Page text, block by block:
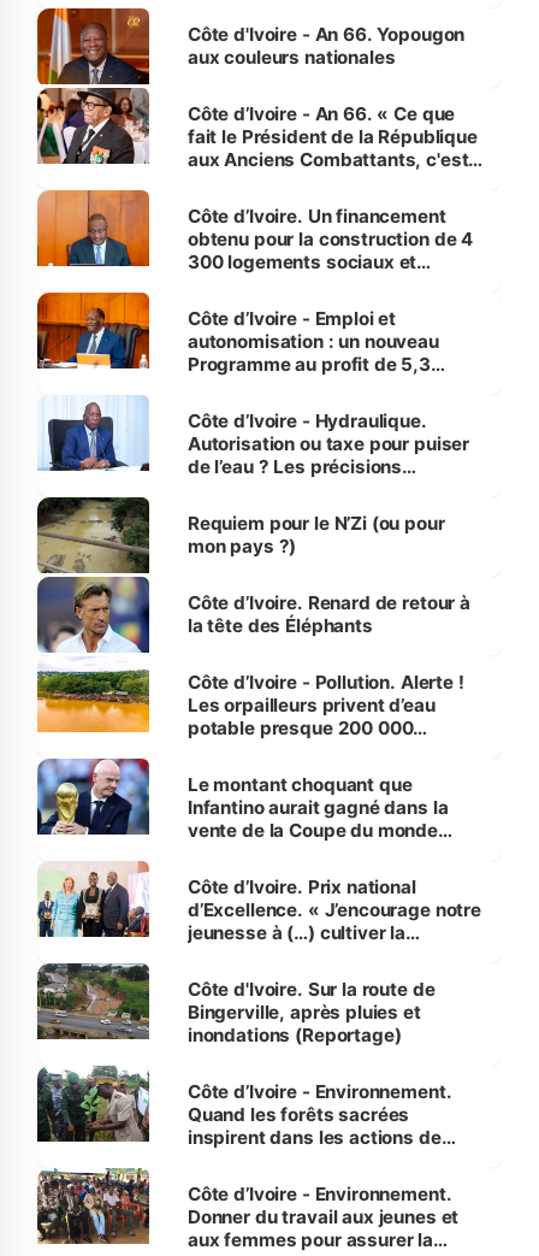
l'Etat de droit pour préserver les
vies humaines »
Côte d'Ivoire - An 66. Yopougon
aux couleurs nationales
Côte d’Ivoire - An 66. « Ce que
fait le Président de la République
aux Anciens Combattants, c'est
Côte d’Ivoire. Un financement
obtenu pour la construction de 4
300 logements sociaux et
et Yamoussoukro
Côte d’Ivoire - Emploi et
autonomisation : un nouveau
Programme au profit de 5,3
Côte d’Ivoire - Hydraulique.
Autorisation ou taxe pour puiser
de l’eau ? Les précisions
Requiem pour le N’Zi (ou pour
mon pays ?)
Côte d’Ivoire. Renard de retour à
la tête des Éléphants
Côte d’Ivoire - Pollution. Alerte !
Les orpailleurs privent d’eau
potable presque 200 000
Le montant choquant que
Infantino aurait gagné dans la
vente de la Coupe du monde
Côte d’Ivoire. Prix national
d’Excellence. « J’encourage notre
jeunesse à (…) cultiver la
(Alassane Ouattara
Côte d'Ivoire. Sur la route de
Bingerville, après pluies et
inondations (Reportage)
Côte d’Ivoire - Environnement.
Quand les forêts sacrées
inspirent dans les actions de
Côte d’Ivoire - Environnement.
Donner du travail aux jeunes et
aux femmes pour assurer la